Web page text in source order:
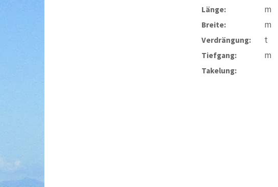
Länge:
m
Breite: m
Verdrängung: t
Tiefgang: m
Takelung: